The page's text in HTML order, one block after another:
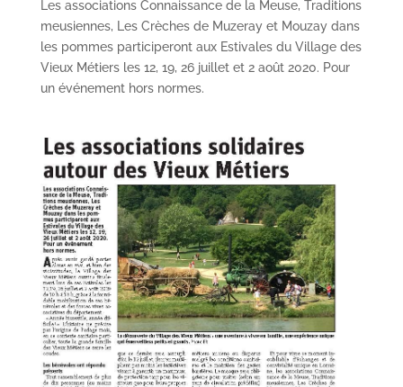
Les associations Connaissance de la Meuse, Traditions
meusiennes, Les Crèches de Muzeray et Mouzay dans
les pommes participeront aux Estivales du Village des
Vieux Métiers les 12, 19, 26 juillet et 2 août 2020. Pour
un événement hors normes.